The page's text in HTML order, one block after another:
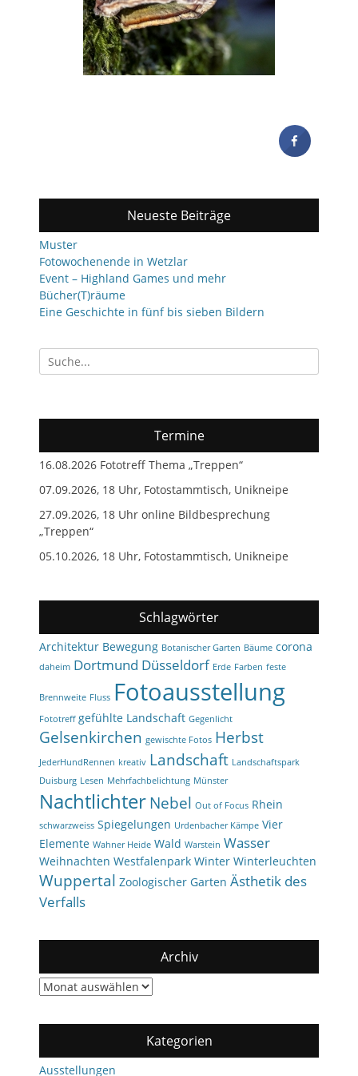
Neueste Beiträge
Muster
Fotowochenende in Wetzlar
Event – Highland Games und mehr
Bücher(T)räume
Eine Geschichte in fünf bis sieben Bildern
Suchen
nach:
Termine
16.08.2026 Fototreff Thema „Treppen“
07.09.2026, 18 Uhr, Fotostammtisch, Unikneipe
27.09.2026, 18 Uhr online Bildbesprechung
„Treppen“
05.10.2026, 18 Uhr, Fotostammtisch, Unikneipe
Schlagwörter
Architektur Bewegung Botanischer Garten Bäume corona
daheim Dortmund Düsseldorf Erde Farben feste
Brennweite Fluss Fotoausstellung
Fototreff gefühlte Landschaft Gegenlicht
Gelsenkirchen gewischte Fotos Herbst
JederHundRennen kreativ Landschaft Landschaftspark
Duisburg Lesen Mehrfachbelichtung Münster
NachtlichterNebel Out of Focus Rhein
schwarzweiss Spiegelungen Urdenbacher Kämpe Vier
Elemente Wahner Heide Wald Warstein Wasser
Weihnachten Westfalenpark Winter Winterleuchten
Wuppertal Zoologischer Garten Ästhetik des
Verfalls
Archiv
Archiv
Kategorien
Ausstellungen